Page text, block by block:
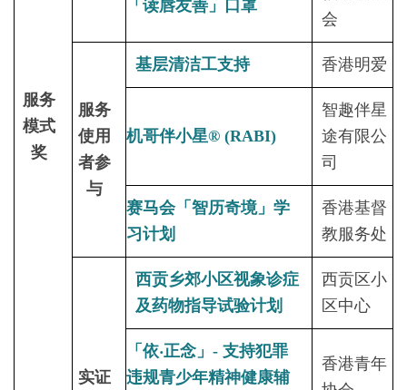
服务
模式
奖
「读唇友善」口罩
会
服务
使用
者参
与
基层清洁工支持 香港明爱
机哥伴小星® (RABI)
智趣伴星
途有限公
司
赛马会「智历奇境」学
习计划
香港基督
教服务处
实证
西贡乡郊小区视象诊症
及药物指导试验计划
西贡区小
区中心
「依‧正念」- 支持犯罪
违规青少年精神健康辅
香港青年